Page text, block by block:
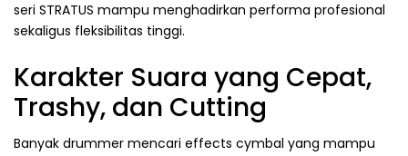
seri STRATUS mampu menghadirkan performa profesional
sekaligus fleksibilitas tinggi.
Karakter Suara yang Cepat,
Trashy, dan Cutting
Banyak drummer mencari effects cymbal yang mampu